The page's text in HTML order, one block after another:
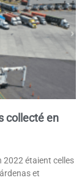
collecté en
2022 étaient celles
et